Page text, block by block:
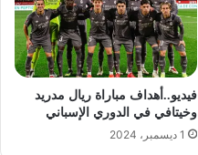
فيديو..أهداف مباراة ريال مدريد
وخيتافي في الدوري الإسباني
1 ديسمبر، 2024